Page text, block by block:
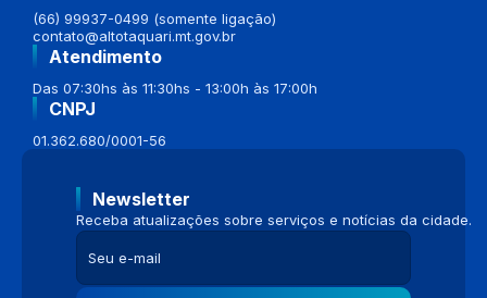
(66) 99937-0499 (somente ligação)
contato@altotaquari.mt.gov.br
Atendimento
Das 07:30hs às 11:30hs - 13:00h às 17:00h
CNPJ
01.362.680/0001-56
Newsletter
Receba atualizações sobre serviços e notícias da cidade.